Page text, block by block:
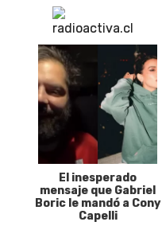
El inesperado
mensaje que Gabriel
Boric le mandó a Cony
Capelli